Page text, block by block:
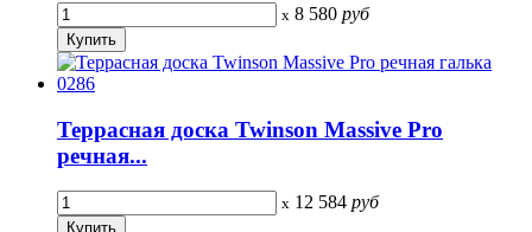
x 8 580 руб
Террасная доска Twinson Massive Pro
речная...
x 12 584 руб